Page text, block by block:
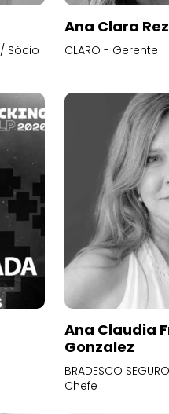
Sócio
Ana Clara
CLARO - Gerente
Ana Claudia
Gonzalez
BRADESCO
Chefe